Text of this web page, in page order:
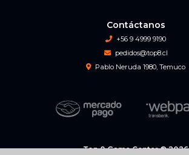
Contáctanos
+56 9 4999 9190
pedidos@top8.cl
Pablo Neruda 1980, Temuco
Top 8 Game Center © 2026